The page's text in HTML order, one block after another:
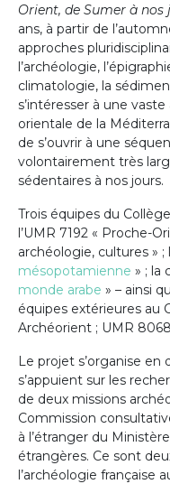
Orient, de Sumer à nos
ans, à partir de
approches
l’archéologie,
climatologie, la
s’intéresser à une
orientale de la
de s’ouvrir à une
volontairement très
sédentaires à nos jours.
Trois équipes du
l’UMR 7192 « Proche-
archéologie, cultures » ;
mésopotamienne » ; la
monde arabe » – ainsi
équipes extérieures au
Archéorient ; UMR
Le projet s’organise
s’appuient sur les
de deux missions
Commission
à l’étranger du
étrangères. Ce sont
l’archéologie française